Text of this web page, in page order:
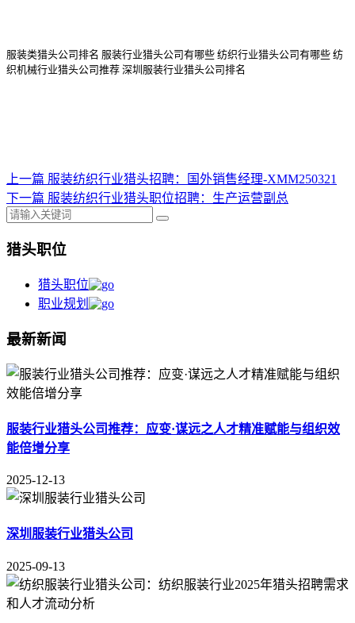
服装类猎头公司排名 服装行业猎头公司有哪些 纺织行业猎头公司有哪些 纺
织机械行业猎头公司推荐 深圳服装行业猎头公司排名
上一篇 服装纺织行业猎头招聘：国外销售经理-XMM250321
下一篇 服装纺织行业猎头职位招聘：生产运营副总
猎头职位
猎头职位
职业规划
最新新闻
服装行业猎头公司推荐：应变·谋远之人才精准赋能与组织效
能倍增分享
2025-12-13
深圳服装行业猎头公司
2025-09-13